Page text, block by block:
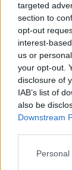
targeted
section to
opt-out
interest-
us or
your opt-out.
disclosure of
IAB’s list of
also be
Downstream
Afficher